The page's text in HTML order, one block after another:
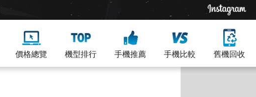
價格總覽 機型排行 手機推薦 手機比較 舊機回收